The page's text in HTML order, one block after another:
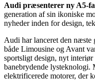
Audi præsenterer ny A5-
generation af sin ikoniske
nyheder inden for design,
Audi har lanceret den næste
både Limousine og Avant
sportsligt design, nyt
banebrydende lysteknologi.
elektrificerede motorer, der